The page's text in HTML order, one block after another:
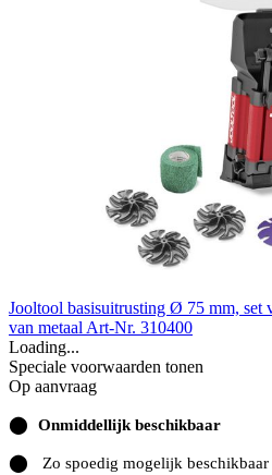
Jooltool basisuitrusting Ø 75 mm, set
van metaal Art-Nr. 310400
Loading...
Speciale voorwaarden tonen
Op aanvraag
⬤ Onmiddellijk beschikbaar
⬤ Zo spoedig mogelijk beschikbaar